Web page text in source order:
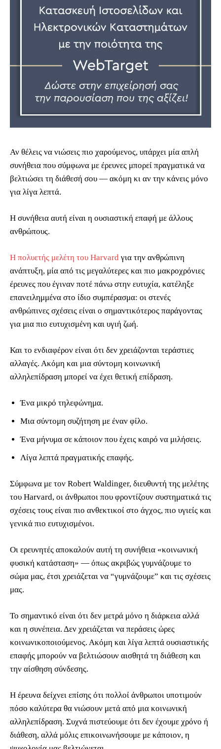
Αν θέλεις να νιώσεις πιο χαρούμενος, υπάρχει μία απλή
συνήθεια που σύμφωνα με έρευνες μπορεί πραγματικά να
βελτιώσει τη διάθεσή σου — ακόμη κι αν την κάνεις μόνο
για λίγα λεπτά.
Η συνήθεια αυτή είναι η ουσιαστική επαφή με άλλους
ανθρώπους.
Η πολυετής μελέτη του Harvard για την ανθρώπινη
ανάπτυξη, μία από τις μεγαλύτερες και πιο μακροχρόνιες
έρευνες που έγιναν ποτέ πάνω στην ευτυχία, κατέληξε
επανειλημμένα στο ίδιο συμπέρασμα: οι στενές
ανθρώπινες σχέσεις είναι ο σημαντικότερος παράγοντας
για μια πιο ευτυχισμένη και υγιή ζωή.
Και το ενδιαφέρον είναι ότι δεν χρειάζονται τεράστιες
αλλαγές. Ακόμη και μια σύντομη κοινωνική
αλληλεπίδραση μπορεί να έχει θετική επίδραση.
Ένα μικρό τηλεφώνημα.
Μια σύντομη συζήτηση με έναν φίλο.
Ένα μήνυμα σε κάποιον που έχεις καιρό να μιλήσεις.
Λίγα λεπτά πραγματικής επαφής.
Σύμφωνα με τον Robert Waldinger, διευθυντή της μελέτης
του Harvard, οι άνθρωποι που φροντίζουν συστηματικά τις
σχέσεις τους είναι πιο ανθεκτικοί στο άγχος, πιο υγιείς και
γενικά πιο ευτυχισμένοι.
Οι ερευνητές αποκαλούν αυτή τη συνήθεια «κοινωνική
φυσική κατάσταση» — όπως ακριβώς γυμνάζουμε το
σώμα μας, έτσι χρειάζεται να “γυμνάζουμε” και τις σχέσεις
μας.
Το σημαντικό είναι ότι δεν μετρά μόνο η διάρκεια αλλά
και η συνέπεια. Δεν χρειάζεται να περάσεις ώρες
κοινωνικοποιούμενος. Ακόμη και λίγα λεπτά ουσιαστικής
επαφής μπορούν να βελτιώσουν αισθητά τη διάθεση και
την αίσθηση σύνδεσης.
Η έρευνα δείχνει επίσης ότι πολλοί άνθρωποι υποτιμούν
πόσο καλύτερα θα νιώσουν μετά από μια κοινωνική
αλληλεπίδραση. Συχνά πιστεύουμε ότι δεν έχουμε χρόνο ή
διάθεση, αλλά μόλις επικοινωνήσουμε με κάποιον, η